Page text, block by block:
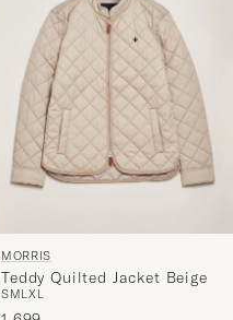
MORRIS
Teddy Quilted Jacket Beige
SMLXL